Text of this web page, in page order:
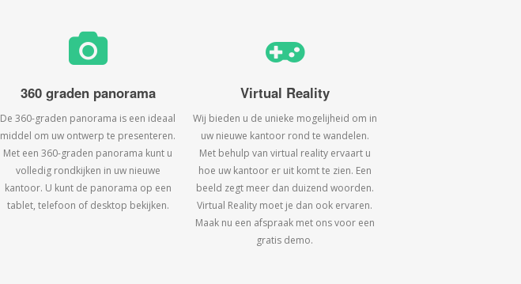
360 graden panorama
De 360-graden panorama is een ideaal
middel om uw ontwerp te presenteren.
Met een 360-graden panorama kunt u
volledig rondkijken in uw nieuwe
kantoor. U kunt de panorama op een
tablet, telefoon of desktop bekijken.
Virtual Reality
Wij bieden u de unieke mogelijheid om in
uw nieuwe kantoor rond te wandelen.
Met behulp van virtual reality ervaart u
hoe uw kantoor er uit komt te zien. Een
beeld zegt meer dan duizend woorden.
Virtual Reality moet je dan ook ervaren.
Maak nu een afspraak met ons voor een
gratis demo.